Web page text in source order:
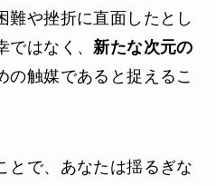
難や挫折に直面したとし
ではなく、新たな次元の
の触媒であると捉えるこ
とで、あなたは揺るぎな